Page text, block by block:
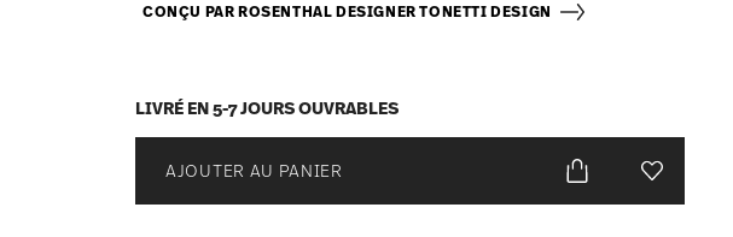
CONÇU PAR ROSENTHAL DESIGNER TONETTI DESIGN
LIVRÉ EN 5-7 JOURS OUVRABLES
AJOUTER AU PANIER Liste de